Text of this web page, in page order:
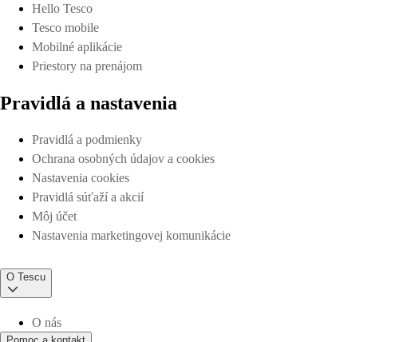
Hello Tesco
Tesco mobile
Mobilné aplikácie
Priestory na prenájom
Pravidlá a nastavenia
Pravidlá a podmienky
Ochrana osobných údajov a cookies
Nastavenia cookies
Pravidlá súťaží a akcií
Môj účet
Nastavenia marketingovej komunikácie
O Tescu
O nás